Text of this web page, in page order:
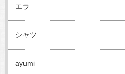
エラ
シャツ
ayumi